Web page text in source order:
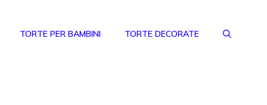
TORTE PER BAMBINI TORTE DECORATE